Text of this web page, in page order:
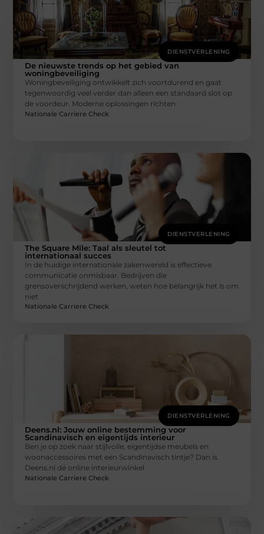
DIENSTVERLENING
De nieuwste trends op het gebied van
woningbeveiliging
Woningbeveiliging ontwikkelt zich voortdurend en gaat
tegenwoordig veel verder dan alleen een standaard slot op
de voordeur. Moderne oplossingen richten
Nationale Carriere Check
DIENSTVERLENING
The Square Mile: Taal als sleutel tot
internationaal succes
In de huidige internationale zakenwereld is effectieve
communicatie onmisbaar. Bedrijven die
grensoverschrijdend werken, weten hoe belangrijk het is om
niet
Nationale Carriere Check
DIENSTVERLENING
Deens.nl: Jouw online bestemming voor
Scandinavisch en eigentijds interieur
Ben je op zoek naar stijlvolle, eigentijdse meubels en
woonaccessoires met een Scandinavisch tintje? Dan is
Deens.nl dé online interieurwinkel
Nationale Carriere Check